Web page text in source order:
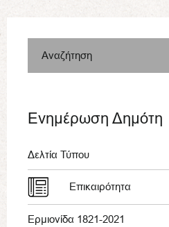
Αναζήτηση
Ενημέρωση Δημότη
Δελτία Τύπου
Επικαιρότητα
Ερμιονίδα 1821-2021